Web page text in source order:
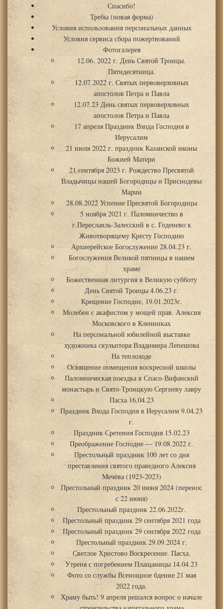
Спасибо!
Требы (новая форма)
Условия использования персональных данных
Условия сервиса сбора пожертвований
Фотогалерея
12.06. 2022 г. День Святой Троицы.
Пятидесятница.
12.07.2022 г. Святых первоверховных
апостолов Петра и Павла
12.07.23 День святых первоверховных
апостолов Петра и Павла
17 апреля Праздник Входа Господня в
Иерусалим
21 июля 2022 г. праздник Казанской иконы
Божией Матери
21 сентября 2023 г. Рождество Пресвятой
Владычицы нашей Богородицы и Приснодевы
Марии
28.08.2022 Успение Пресвятой Богородицы
5 ноября 2021 г. Паломничество в
г.Переславль-Залесский в с. Годенево к
Животворящему Кресту Господню
Архиерейское Богослужение 28.04.23 г.
Богослужения Великой пятницы в нашем
храме
Божественная литургия в Великую субботу
День Святой Троицы 4.06.23 г.
Крещение Господне, 19.01.2023г.
Молебен с акафистом у мощей прав. Алексия
Московского в Кленниках
На персональной юбилейной выставке
художника скульптора Владимира Лепешова
На теплоходе
Освящение помещения воскресной школы
Паломническая поездка в Спасо-Вифанский
монастырь и Свято-Троицкую Сергиеву лавру
Пасха 16.04.23
Праздник Входа Господня в Иерусалим 9.04.23
г.
Праздник Сретения Господня 15.02.23
Преображение Господне — 19.08.2022 г.
Престольный праздник 100 лет со дня
преставления святого праведного Алексия
Мечёва (1923-2023)
Престольный праздник 20 июня 2024 (перенос
с 22 июня)
Престольный праздник 22.06.2022г.
Престольный праздник 29 сентября 2021 года
Престольный праздник 29 сентября 2022 года
Престольный праздник 29.09.2024 г.
Светлое Христово Воскресение. Пасха.
Утреня с погребением Плащаницы 14.04.23
Фото со службы Всенощное бдение 21 мая
2022 года.
Храму быть! 9 апреля решался вопрос о начале